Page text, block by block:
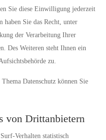
Sie diese Einwilligung jederzeit
Sie das Recht, unter
der Verarbeitung Ihrer
Des Weiteren steht Ihnen ein
zu.
Datenschutz können Sie
von Dritt­anbietern
Verhalten statistisch